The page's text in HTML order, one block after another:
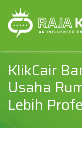
KlikCair
Usaha
Lebih